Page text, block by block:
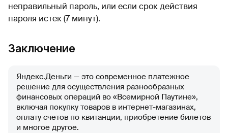
неправильный пароль, или если срок действия
пароля истек (7 минут).
Заключение
Яндекс.Деньги — это современное платежное
решение для осуществления разнообразных
финансовых операций во «Всемирной Паутине»,
включая покупку товаров в интернет-магазинах,
оплату счетов по квитанции, приобретение билетов
и многое другое.